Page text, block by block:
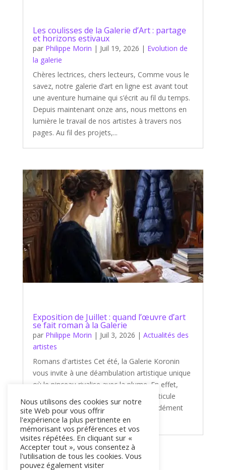
Les coulisses de la Galerie d’Art : partage
et horizons estivaux
par Philippe Morin | Juil 19, 2026 | Evolution de
la galerie
Chères lectrices, chers lecteurs, Comme vous le
savez, notre galerie d’art en ligne est avant tout
une aventure humaine qui s’écrit au fil du temps.
Depuis maintenant onze ans, nous mettons en
lumière le travail de nos artistes à travers nos
pages. Au fil des projets,...
Exposition de Juillet : quand l’œuvre d’art
se fait roman à la Galerie
par Philippe Morin | Juil 3, 2026 | Actualités des
artistes
Romans d'artistes Cet été, la Galerie Koronin
vous invite à une déambulation artistique unique
où le pinceau rivalise avec la plume. En effet,
notre nouvelle exposition de juillet s'articule
autour d'un thème captivant et profondément
littéraire : « Romans d'artistes...
« Entrées précédentes
Nous utilisons des cookies sur notre
site Web pour vous offrir
l'expérience la plus pertinente en
mémorisant vos préférences et vos
visites répétées. En cliquant sur «
Accepter tout », vous consentez à
l'utilisation de tous les cookies. Vous
pouvez également visiter